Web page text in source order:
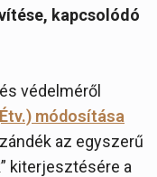
kapcsolódó
védelméről
módosítása
az egyszerű
kiterjesztésére a